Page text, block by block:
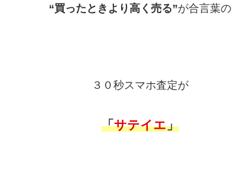
“買ったときより高く売る”が合言葉の
３０秒スマホ査定が
「サテイエ」